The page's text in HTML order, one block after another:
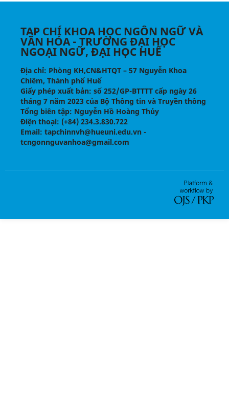
TẠP CHÍ KHOA HỌC NGÔN NGỮ VÀ
VĂN HÓA - TRƯỜNG ĐẠI HỌC
NGOẠI NGỮ, ĐẠI HỌC HUẾ
Địa chỉ: Phòng KH,CN&HTQT – 57 Nguyễn Khoa
Chiêm, Thành phố Huế
Giấy phép xuất bản: số 252/GP-BTTTT cấp ngày 26
tháng 7 năm 2023 của Bộ Thông tin và Truyền thông
Tổng biên tập: Nguyễn Hồ Hoàng Thủy
Điện thoại: (+84) 234.3.830.722
Email: tapchinnvh@hueuni.edu.vn -
tcngonnguvanhoa@gmail.com